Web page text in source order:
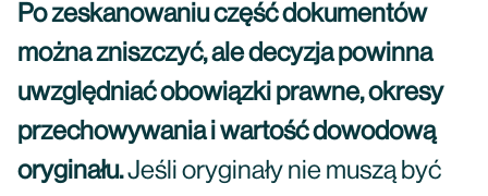
Po zeskanowaniu część dokumentów
można zniszczyć, ale decyzja powinna
uwzględniać obowiązki prawne, okresy
przechowywania i wartość dowodową
oryginału.Jeśli oryginały nie muszą być